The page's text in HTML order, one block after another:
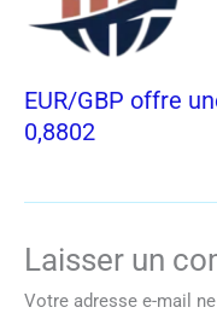
EUR/GBP offre
0,8802
Laisser un
Votre adresse e-mail